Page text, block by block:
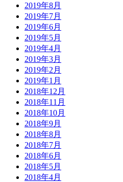
2019年8月
2019年7月
2019年6月
2019年5月
2019年4月
2019年3月
2019年2月
2019年1月
2018年12月
2018年11月
2018年10月
2018年9月
2018年8月
2018年7月
2018年6月
2018年5月
2018年4月